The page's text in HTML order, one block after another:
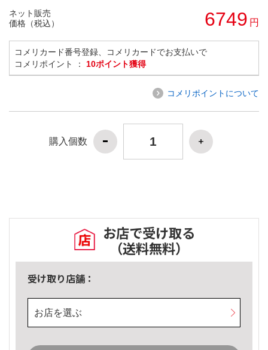
ネット販売
価格（税込）
6749 円
コメリカード番号登録、コメリカードでお支払いで
コメリポイント ： 10ポイント獲得
コメリポイントについて
購入個数
お店で受け取る
（送料無料）
受け取り店舗：
お店を選ぶ